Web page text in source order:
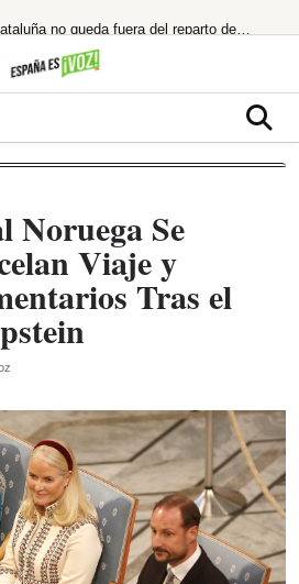
Ni un voto si Cataluña no queda fuera del reparto de menores de Ceuta
fin para la izquierda?
Noruega Se
Viaje y
Tras el